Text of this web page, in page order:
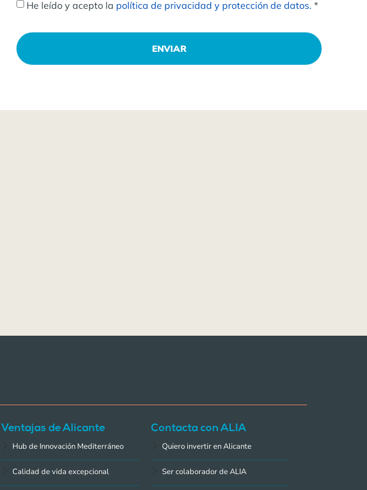
He leído y acepto la política de privacidad y protección de datos. *
ENVIAR
Ventajas de Alicante
Hub de Innovación Mediterráneo
Calidad de vida excepcional
Contacta con ALIA
Quiero invertir en Alicante
Ser colaborador de ALIA